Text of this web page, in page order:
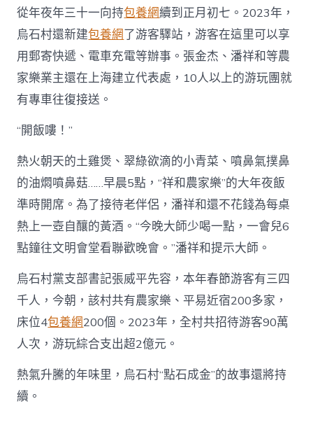
從年夜年三十一向持包養網續到正月初七。2023年，
烏石村還新建包養網了游客驛站，游客在這里可以享
用郵寄快遞、電車充電等辦事。張金杰、潘祥和等農
家樂業主還在上海建立代表處，10人以上的游玩團就
有專車往復接送。
“開飯嘍！”
熱火朝天的土雞煲、翠綠欲滴的小青菜、噴鼻氣撲鼻
的油燜噴鼻菇……早晨5點，“祥和農家樂”的大年夜飯
準時開席。為了接待老伴侶，潘祥和還不花錢為每桌
熱上一壺自釀的黃酒。“今晚大師少喝一點，一會兒6
點鐘往文明會堂看聯歡晚會。”潘祥和提示大師。
烏石村黨支部書記張威平先容，本年春節游客有三四
千人，今朝，該村共有農家樂、平易近宿200多家，
床位4包養網200個。2023年，全村共招待游客90萬
人次，游玩綜合支出超2億元。
熱氣升騰的年味里，烏石村“點石成金”的故事還將持
續。